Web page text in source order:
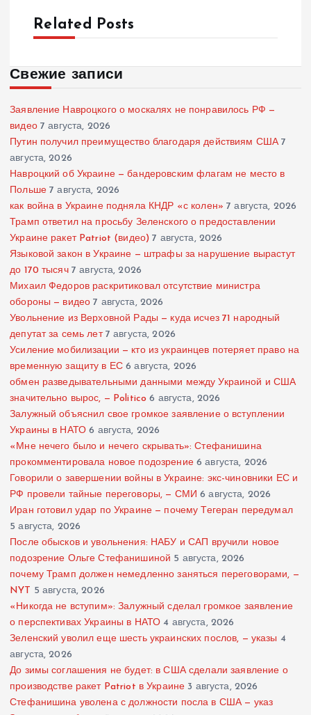
Related Posts
Свежие записи
Заявление Навроцкого о москалях не понравилось РФ —
видео 7 августа, 2026
Путин получил преимущество благодаря действиям США 7
августа, 2026
Навроцкий об Украине — бандеровским флагам не место в
Польше 7 августа, 2026
как война в Украине подняла КНДР «с колен» 7 августа, 2026
Трамп ответил на просьбу Зеленского о предоставлении
Украине ракет Patriot (видео) 7 августа, 2026
Языковой закон в Украине — штрафы за нарушение вырастут
до 170 тысяч 7 августа, 2026
Михаил Федоров раскритиковал отсутствие министра
обороны — видео 7 августа, 2026
Увольнение из Верховной Рады — куда исчез 71 народный
депутат за семь лет 7 августа, 2026
Усиление мобилизации — кто из украинцев потеряет право на
временную защиту в ЕС 6 августа, 2026
обмен разведывательными данными между Украиной и США
значительно вырос, — Politico 6 августа, 2026
Залужный объяснил свое громкое заявление о вступлении
Украины в НАТО 6 августа, 2026
«Мне нечего было и нечего скрывать»: Стефанишина
прокомментировала новое подозрение 6 августа, 2026
Говорили о завершении войны в Украине: экс-чиновники ЕС и
РФ провели тайные переговоры, — СМИ 6 августа, 2026
Иран готовил удар по Украине — почему Тегеран передумал
5 августа, 2026
После обысков и увольнения: НАБУ и САП вручили новое
подозрение Ольге Стефанишиной 5 августа, 2026
почему Трамп должен немедленно заняться переговорами, —
NYT 5 августа, 2026
«Никогда не вступим»: Залужный сделал громкое заявление
о перспективах Украины в НАТО 4 августа, 2026
Зеленский уволил еще шесть украинских послов, — указы 4
августа, 2026
До зимы соглашения не будет: в США сделали заявление о
производстве ракет Patriot в Украине 3 августа, 2026
Стефанишина уволена с должности посла в США — указ